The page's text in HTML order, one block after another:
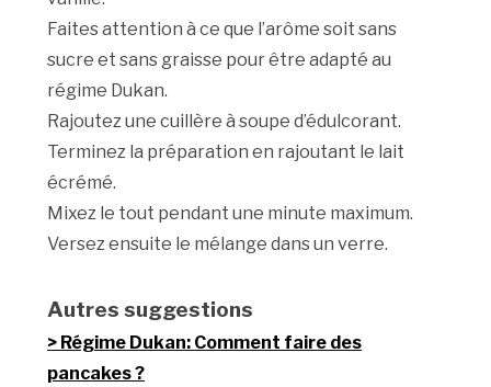
Faites attention à ce que l’arôme soit sans
sucre et sans graisse pour être adapté au
régime Dukan.
Rajoutez une cuillère à soupe d’édulcorant.
Terminez la préparation en rajoutant le lait
écrémé.
Mixez le tout pendant une minute maximum.
Versez ensuite le mélange dans un verre.
Autres suggestions
Régime Dukan: Comment faire des
pancakes ?